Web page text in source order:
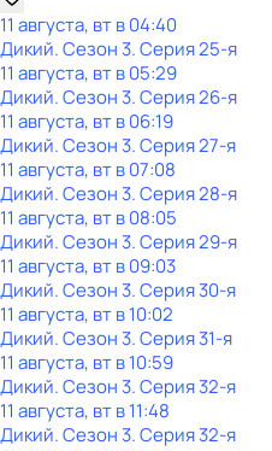
11 августа, вт в 04:40
Дикий. Сезон 3. Серия 25-я
11 августа, вт в 05:29
Дикий. Сезон 3. Серия 26-я
11 августа, вт в 06:19
Дикий. Сезон 3. Серия 27-я
11 августа, вт в 07:08
Дикий. Сезон 3. Серия 28-я
11 августа, вт в 08:05
Дикий. Сезон 3. Серия 29-я
11 августа, вт в 09:03
Дикий. Сезон 3. Серия 30-я
11 августа, вт в 10:02
Дикий. Сезон 3. Серия 31-я
11 августа, вт в 10:59
Дикий. Сезон 3. Серия 32-я
11 августа, вт в 11:48
Дикий. Сезон 3. Серия 32-я